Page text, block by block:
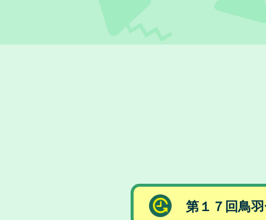
第１７回鳥